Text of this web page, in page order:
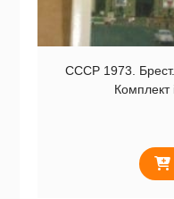
СССР 1973. Брест.
Комплект